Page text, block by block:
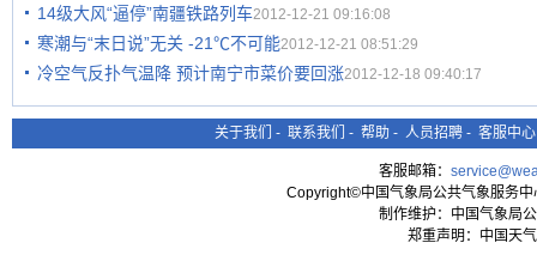
14级大风“逼停”南疆铁路列车2012-12-21 09:16:08
寒潮与“末日说”无关 -21℃不可能2012-12-21 08:51:29
冷空气反扑气温降 预计南宁市菜价要回涨2012-12-18 09:40:17
关于我们 - 联系我们 - 帮助 - 人员招聘 - 客服中心
客服邮箱：
Copyright©中国气象局公共气象服务
制作维护：中国气象局
郑重声明：中国天